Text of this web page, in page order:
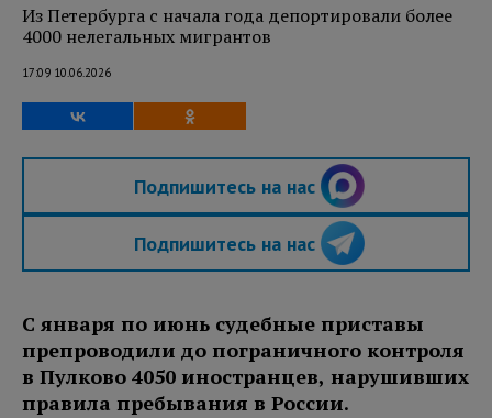
Из Петербурга с начала года депортировали более
4000 нелегальных мигрантов
17:09 10.06.2026
Подпишитесь на нас
Подпишитесь на нас
С января по июнь судебные приставы
препроводили до пограничного контроля
в Пулково 4050 иностранцев, нарушивших
правила пребывания в России.